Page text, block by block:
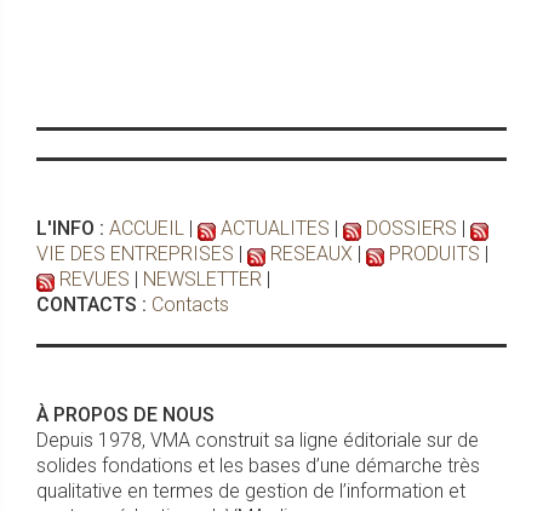
L'INFO : ACCUEIL | ACTUALITES | DOSSIERS |
VIE DES ENTREPRISES | RESEAUX | PRODUITS |
REVUES | NEWSLETTER |
CONTACTS : Contacts
À PROPOS DE NOUS
Depuis 1978, VMA construit sa ligne éditoriale sur de
solides fondations et les bases d’une démarche très
qualitative en termes de gestion de l’information et